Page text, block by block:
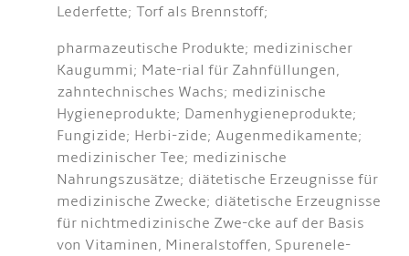
Lederfette; Torf als Brennstoff;
pharmazeutische Produkte; medizinischer
Kaugummi; Mate-rial für Zahnfüllungen,
zahntechnisches Wachs; medizinische
Hygieneprodukte; Damenhygieneprodukte;
Fungizide; Herbi-zide; Augenmedikamente;
medizinischer Tee; medizinische
Nahrungszusätze; diätetische Erzeugnisse für
medizinische Zwecke; diätetische Erzeugnisse
für nichtmedizinische Zwe-cke auf der Basis
von Vitaminen, Mineralstoffen, Spurenele-